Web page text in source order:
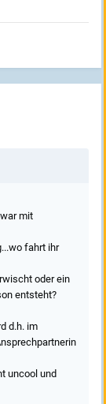
mit
fahrt ihr
oder ein
entsteht?
d.h. im
uncool und